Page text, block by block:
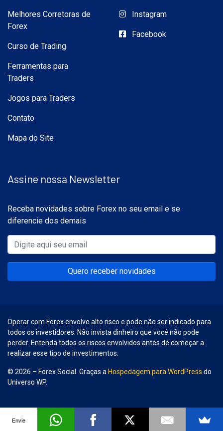
Melhores Corretoras de
Forex
Curso de Trading
Ferramentas para
Traders
Jogos para Traders
Contato
Mapa do Site
Instagram
Facebook
Assine nossa Newsletter
Receba novidades sobre Forex no seu email e se
diferencie dos demais
Quero receber novidades
Operar com Forex envolve alto risco e pode não ser indicado para
todos os investidores. Não invista dinheiro que você não pode
perder. Entenda todos os riscos envolvidos antes de começar a
realizar esse tipo de investimentos.
© 2026 – Forex Social. Graças a Hospedagem para WordPress do
Universo WP.
Envie